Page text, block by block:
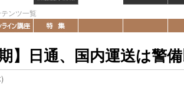
ンツ一覧
期】日通、国内運送は警